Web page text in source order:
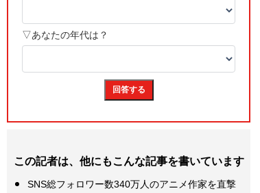
この記者は、他にもこんな記事を書いています
SNS総フォロワー数340万人のアニメ作家を直撃